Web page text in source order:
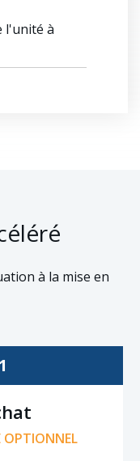
l'unité à
à la mise en
OPTIONNEL